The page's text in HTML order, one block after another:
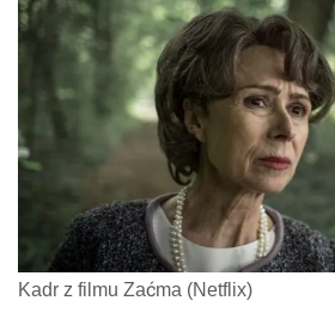
Kadr z filmu Zaćma (Netflix)